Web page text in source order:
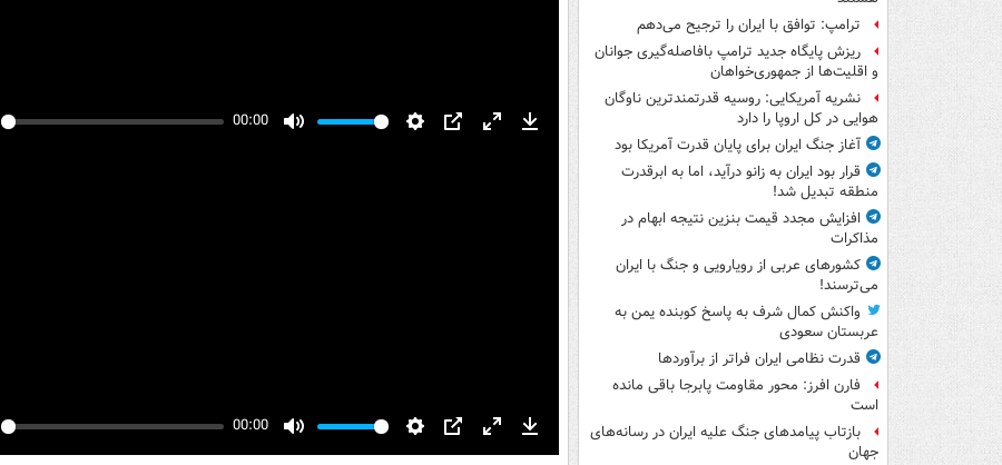
ترامپ: توافق با ایران را ترجیح می‌دهم
ریزش پایگاه جدید ترامپ بافاصله‌گیری جوانان
و اقلیت‌ها از جمهوری‌خواهان
نشریه آمریکایی: روسیه قدرتمندترین ناوگان
هوایی در کل اروپا را دارد
آغاز جنگ ایران برای پایان قدرت آمریکا بود
قرار بود ایران به زانو درآید، اما به ابرقدرت
منطقه تبدیل شد!
افزایش مجدد قیمت بنزین نتیجه ابهام در
مذاکرات
کشورهای عربی از رویارویی و جنگ با ایران
می‌ترسند!
واکنش کمال شرف به پاسخ کوبنده یمن به
عربستان سعودی
قدرت نظامی ایران فراتر از برآوردها
فارن افرز: محور مقاومت پابرجا باقی مانده
است
بازتاب پیامدهای جنگ علیه ایران در رسانه‌های
جهان
00:00
00:00
Download